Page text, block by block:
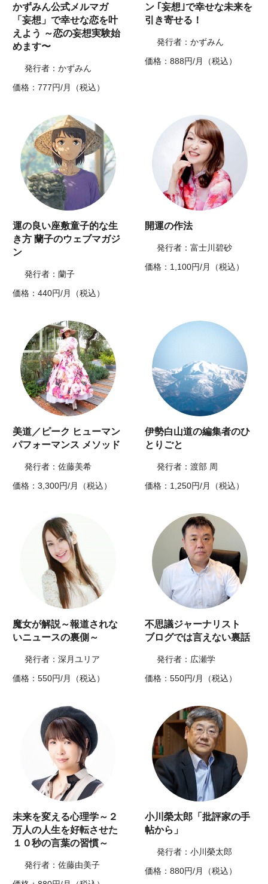
かずみん公式メルマガ
「妄想」で幸せな恋を叶
えよう ～恋の妄想実験始
めます〜
発行者：かずみん
価格：777円/月（税込）
ン ｢妄想｣で幸せな未来を
引き寄せる！
発行者：かずみん
価格：888円/月（税込）
運の良い座敷童子的な生
き方 蘭子のウェブマガジ
ン
発行者：蘭子
価格：440円/月（税込）
開運の作法
発行者：富士川碧砂
価格：1,100円/月（税込）
美道／ピーク ヒューマン
パフォーマンス メソッド
発行者：佐藤美希
価格：3,300円/月（税込）
伊勢白山道の編集者のひ
とりごと
発行者：渡部 周
価格：1,250円/月（税込）
魔女が解説～報道されな
いニュースの裏側～
発行者：深月ユリア
価格：550円/月（税込）
不思議ジャーナリスト
ブログでは言えない裏話
発行者：広瀬学
価格：550円/月（税込）
未来を変える心理学～２
万人の人生を好転させた
１０秒の言葉の習慣～
発行者：佐藤由美子
小川榮太郎「批評家の手
帖から」
発行者：小川榮太郎
価格：880円/月（税込）